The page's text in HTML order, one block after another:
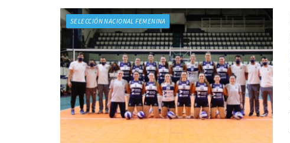
SELECCIÓN NACIONAL FEMENINA